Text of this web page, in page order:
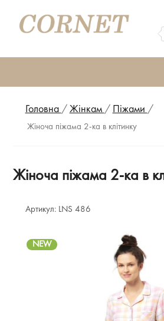
Головна / Жінкам / Піжами /
Жіноча піжама 2-ка в клітинку
Жіноча піжама 2-ка в
Артикул: LNS 486
NEW